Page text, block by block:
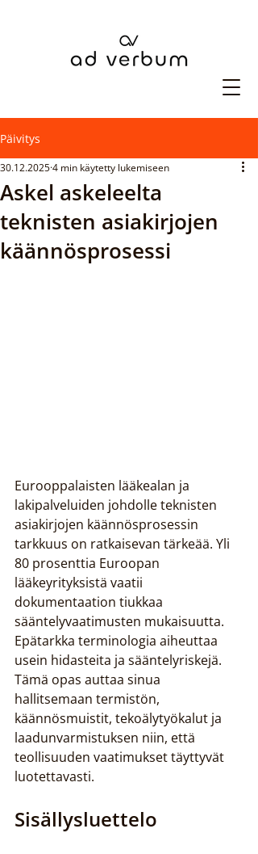
Päivitys
Askel askeleelta
teknisten asiakirjojen
käännösprosessi
30.12.20254 min käytetty lukemiseen
Eurooppalaisten lääkealan ja
lakipalveluiden johdolle teknisten
asiakirjojen käännösprosessin
tarkkuus on ratkaisevan tärkeää. Yli
80 prosenttia Euroopan
lääkeyrityksistä vaatii
dokumentaation tiukkaa
sääntelyvaatimusten mukaisuutta.
Epätarkka terminologia aiheuttaa
usein hidasteita ja sääntelyriskejä.
Tämä opas auttaa sinua
hallitsemaan termistön,
käännösmuistit, tekoälytyökalut ja
laadunvarmistuksen niin, että
teollisuuden vaatimukset täyttyvät
luotettavasti.
Sisällysluettelo